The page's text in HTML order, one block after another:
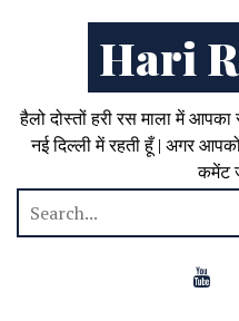
Hari
हैलो दोस्तों हरी रस माला में आपका
नई दिल्ली में रहती हूँ | अगर
कमेंट